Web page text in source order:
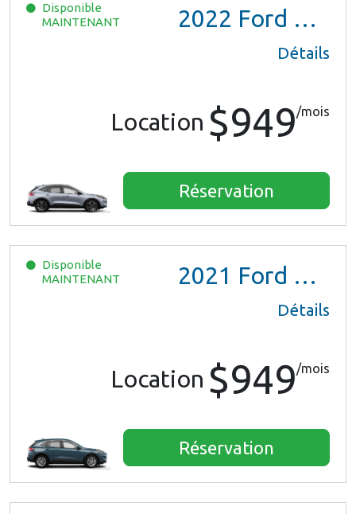
Disponible
MAINTENANT
2022 Ford Escape SE Hybrid
Détails
Location $949/mois
Réservation
Disponible
MAINTENANT
2021 Ford Escape SE Hybrid
Détails
Location $949/mois
Réservation